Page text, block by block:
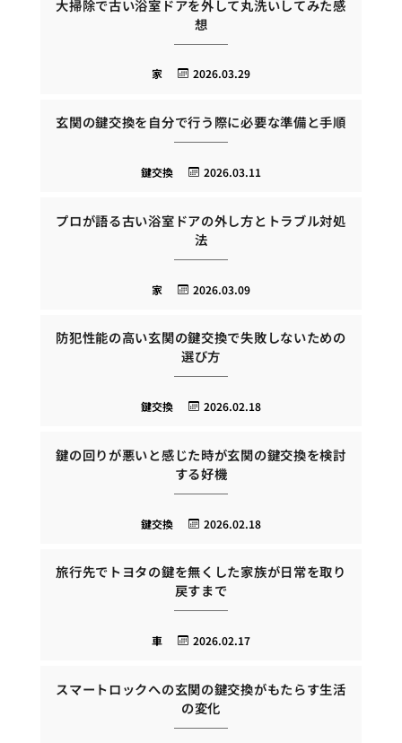
大掃除で古い浴室ドアを外して丸洗いしてみた感
想
2026.03.29
家
玄関の鍵交換を自分で行う際に必要な準備と手順
2026.03.11
鍵交換
プロが語る古い浴室ドアの外し方とトラブル対処
法
2026.03.09
家
防犯性能の高い玄関の鍵交換で失敗しないための
選び方
2026.02.18
鍵交換
鍵の回りが悪いと感じた時が玄関の鍵交換を検討
する好機
2026.02.18
鍵交換
旅行先でトヨタの鍵を無くした家族が日常を取り
戻すまで
2026.02.17
車
スマートロックへの玄関の鍵交換がもたらす生活
の変化